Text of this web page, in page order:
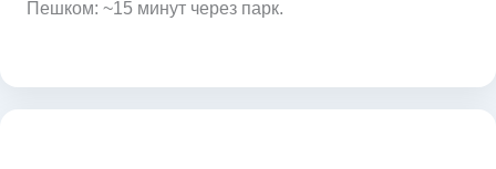
Пешком: ~15 минут через парк.